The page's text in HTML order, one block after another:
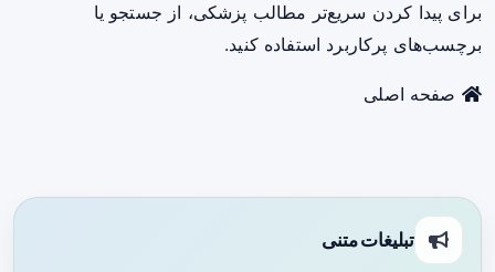
برای پیدا کردن سریع‌تر مطالب پزشکی، از جستجو یا
برچسب‌های پرکاربرد استفاده کنید.
صفحه اصلی
تبلیغات متنی